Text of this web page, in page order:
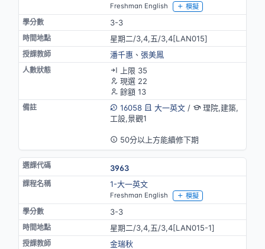
Freshman English 模擬
3-3
星期二/3,4,五/3,4[LAN015]
潘千惠 、 張美鳳
上限 35
現選 22
餘額 13
16058
大一英文/
理院,建築,
工設,景觀1
50分以上方能續修下期
3963
1-大一英文
Freshman English 模擬
3-3
星期二/3,4,五/3,4[LAN015-1]
金瑞秋